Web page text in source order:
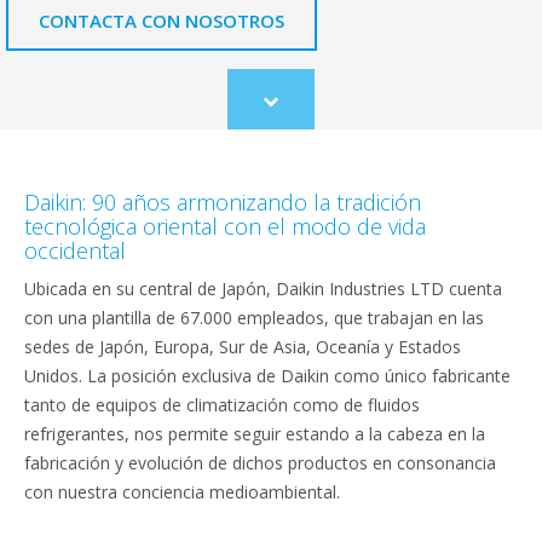
CONTACTA CON NOSOTROS
Scroll
to
Daikin: 90 años armonizando la tradición
tecnológica oriental con el modo de vida
occidental
Ubicada en su central de Japón, Daikin Industries LTD cuenta
con una plantilla de 67.000 empleados, que trabajan en las
sedes de Japón, Europa, Sur de Asia, Oceanía y Estados
Unidos. La posición exclusiva de Daikin como único fabricante
tanto de equipos de climatización como de fluidos
refrigerantes, nos permite seguir estando a la cabeza en la
fabricación y evolución de dichos productos en consonancia
con nuestra conciencia medioambiental.